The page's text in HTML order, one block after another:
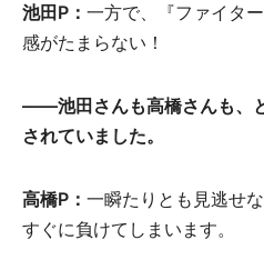
池田P： 一方で、『ファイタ
感がたまらない！
――池田さんも高橋さんも、
されていました。
高橋P： 一瞬たりとも見逃せ
すぐに負けてしまいます。